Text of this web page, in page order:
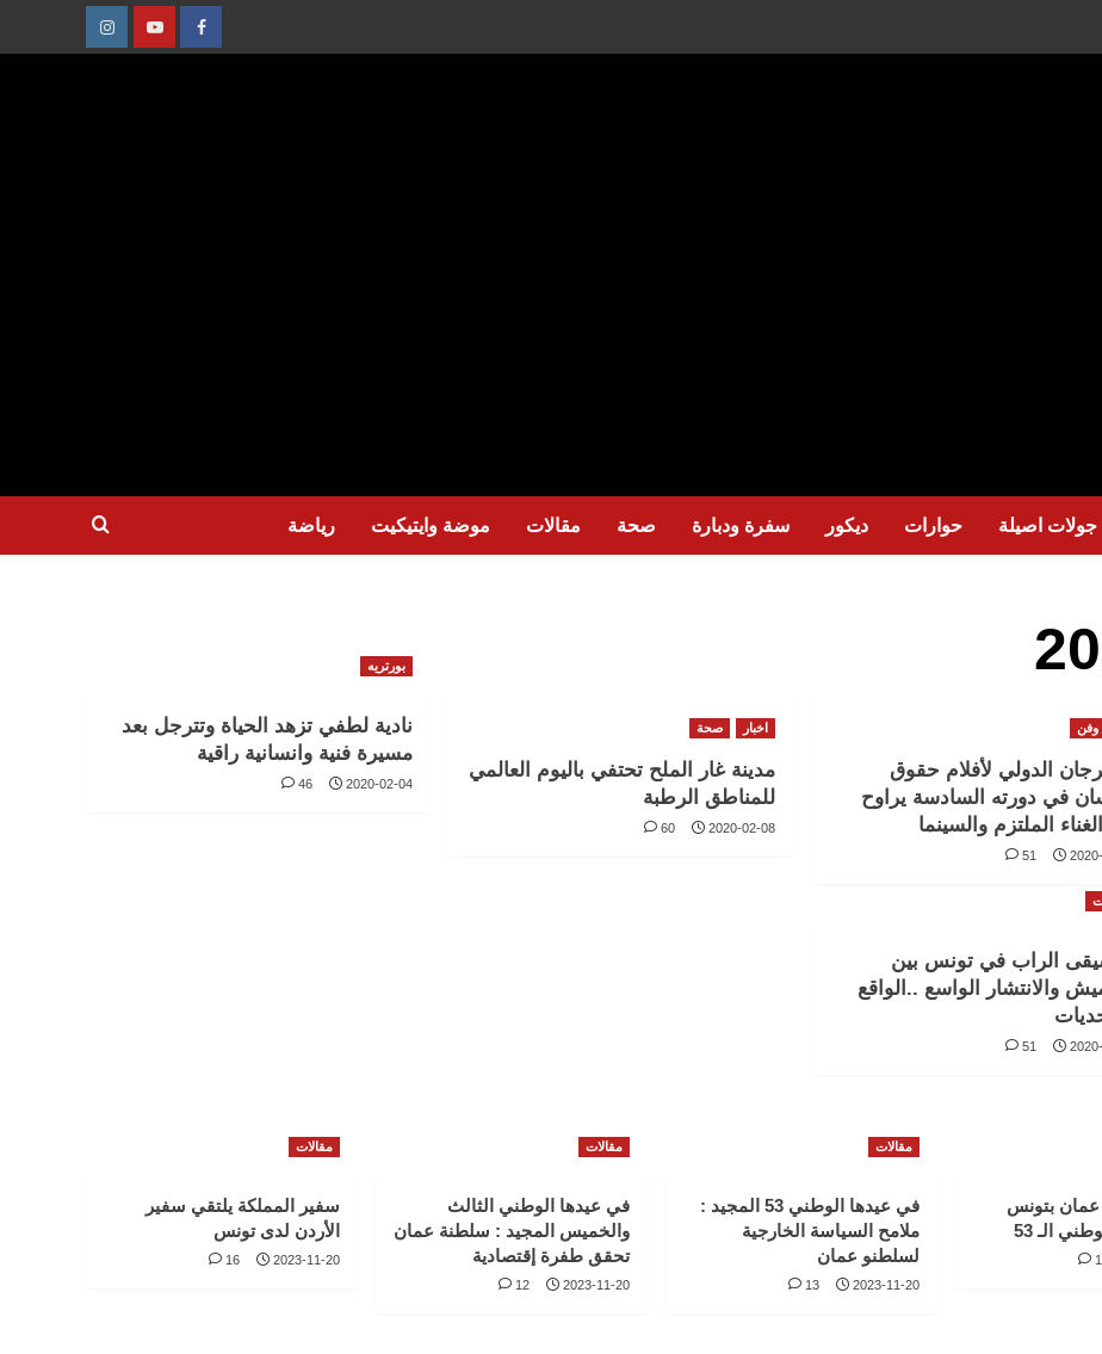
عنصر
عنصر
عنصر
جولات اصيلة حوارات ديكور سفرة ودبارة صحة مقالات موضة وايتيكيت رياضة
وفن
الدولي لأفلام حقوق
في دورته السادسة يراوح
الملتزم والسينما
51
اخبار صحة
مدينة غار الملح تحتفي باليوم العالمي
للمناطق الرطبة
2020-02-08
60
بورتريه
نادية لطفي تزهد الحياة وتترجل بعد
مسيرة فنية وانسانية راقية
2020-02-04
46
الراب في تونس بين
والانتشار الواسع ..الواقع
51
بتونس
الـ 53
مقالات
في عيدها الوطني 53 المجيد :
ملامح السياسة الخارجية
لسلطنو عمان
2023-11-20
13
مقالات
في عيدها الوطني الثالث
والخميس المجيد : سلطنة عمان
تحقق طفرة إقتصادية
2023-11-20
12
مقالات
سفير المملكة يلتقي سفير
الأردن لدى تونس
2023-11-20
16